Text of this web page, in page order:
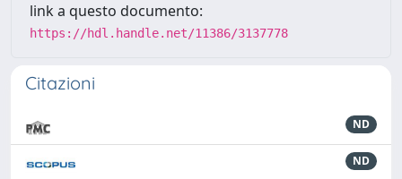
link a questo documento:
https://hdl.handle.net/11386/3137778
Citazioni
ND
ND